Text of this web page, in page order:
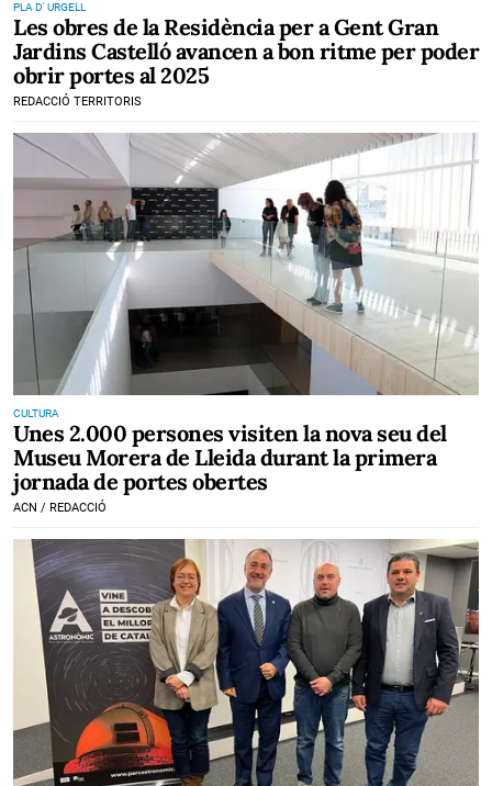
PLA D' URGELL
Les obres de la Residència per a Gent Gran
Jardins Castelló avancen a bon ritme per poder
obrir portes al 2025
REDACCIÓ TERRITORIS
CULTURA
Unes 2.000 persones visiten la nova seu del
Museu Morera de Lleida durant la primera
jornada de portes obertes
ACN / REDACCIÓ